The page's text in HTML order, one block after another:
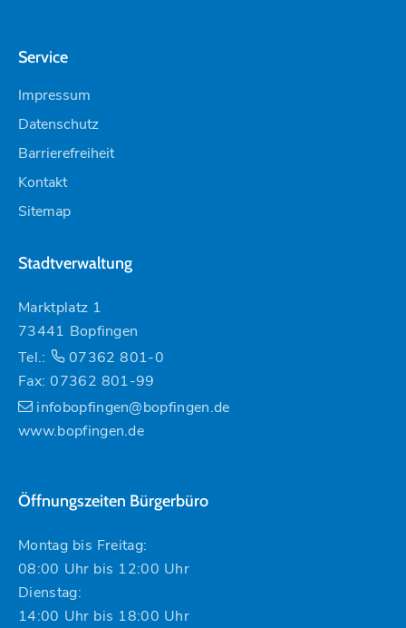
Service
Impressum
Datenschutz
Barrierefreiheit
Kontakt
Sitemap
Stadtverwaltung
Marktplatz 1
73441 Bopfingen
Tel.:
07362 801-0
Fax: 07362 801-99
infobopfingen@bopfingen.de
www.bopfingen.de
Öffnungszeiten Bürgerbüro
Montag bis Freitag:
08:00 Uhr bis 12:00 Uhr
Dienstag:
14:00 Uhr bis 18:00 Uhr